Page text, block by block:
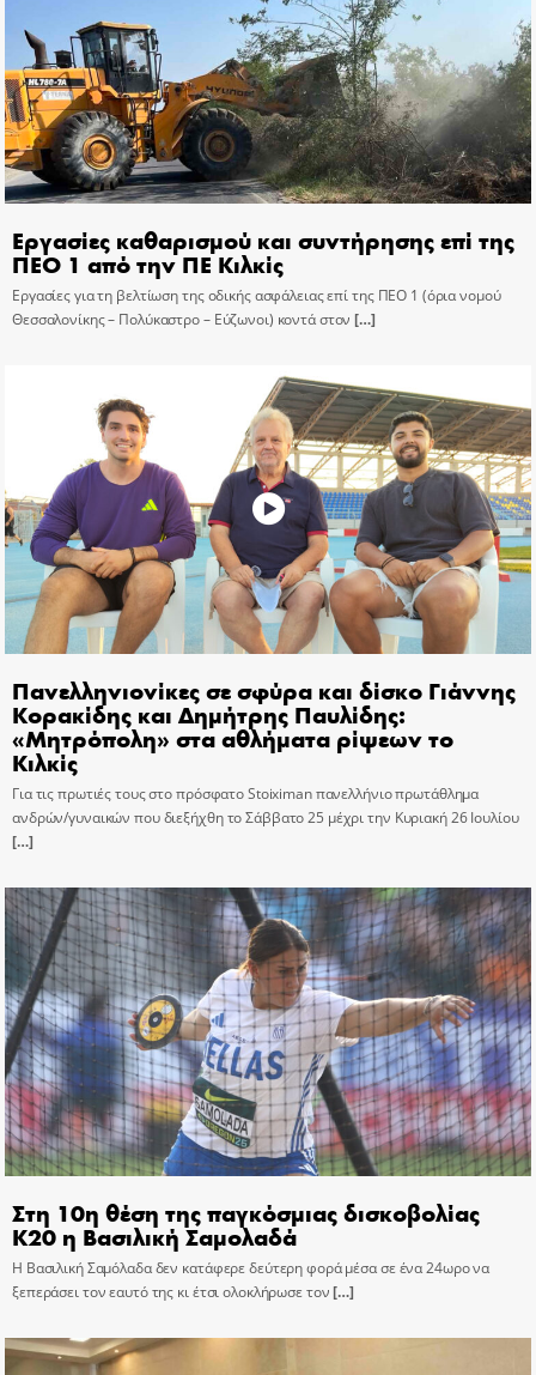
Εργασίες καθαρισμού και συντήρησης επί της
ΠΕΟ 1 από την ΠΕ Κιλκίς
Εργασίες για τη βελτίωση της οδικής ασφάλειας επί της ΠΕΟ 1 (όρια νομού
Θεσσαλονίκης – Πολύκαστρο – Εύζωνοι) κοντά στον […]
Πανελληνιονίκες σε σφύρα και δίσκο Γιάννης
Κορακίδης και Δημήτρης Παυλίδης:
«Μητρόπολη» στα αθλήματα ρίψεων το
Κιλκίς
Για τις πρωτιές τους στο πρόσφατο Stoiximan πανελλήνιο πρωτάθλημα
ανδρών/γυναικών που διεξήχθη το Σάββατο 25 μέχρι την Κυριακή 26 Ιουλίου
[…]
Στη 10η θέση της παγκόσμιας δισκοβολίας
Κ20 η Βασιλική Σαμολαδά
Η Βασιλική Σαμόλαδα δεν κατάφερε δεύτερη φορά μέσα σε ένα 24ωρο να
ξεπεράσει τον εαυτό της κι έτσι ολοκλήρωσε τον[…]